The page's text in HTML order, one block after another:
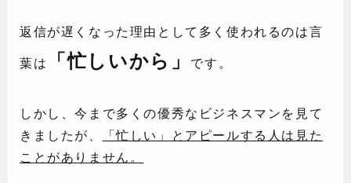
返信が遅くなった理由として多く使われるのは言
葉は
「忙しいから」 です。
しかし、今まで多くの優秀なビジネスマンを見て
きましたが、
「忙しい」とアピールする人は見た
ことがありません。